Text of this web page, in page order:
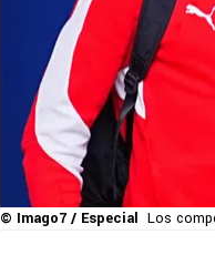
© Imago7 / Especial Los